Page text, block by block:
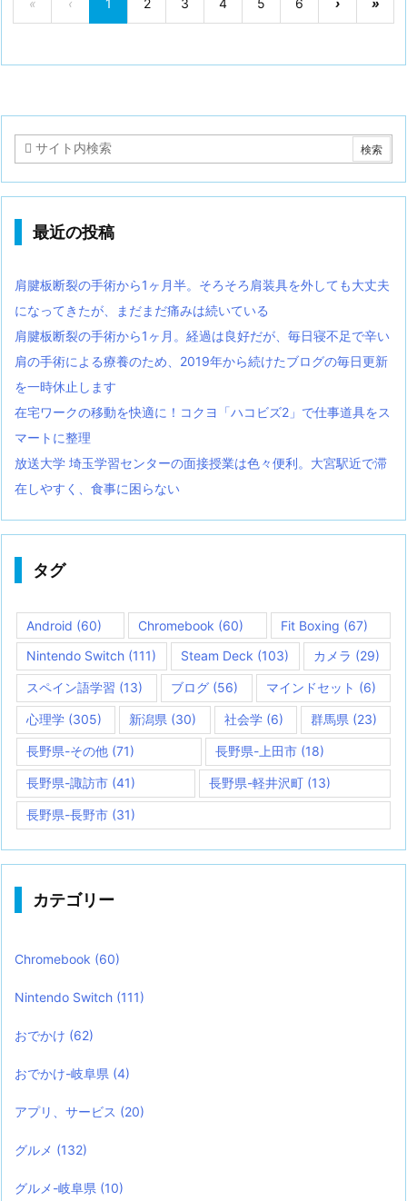
最近の投稿
肩腱板断裂の手術から1ヶ月半。そろそろ肩装具を外しても大丈夫
になってきたが、まだまだ痛みは続いている
肩腱板断裂の手術から1ヶ月。経過は良好だが、毎日寝不足で辛い
肩の手術による療養のため、2019年から続けたブログの毎日更新
を一時休止します
在宅ワークの移動を快適に！コクヨ「ハコビズ2」で仕事道具をス
マートに整理
放送大学 埼玉学習センターの面接授業は色々便利。大宮駅近で滞
在しやすく、食事に困らない
タグ
Android (60) Chromebook (60) Fit Boxing (67)
Nintendo Switch (111) Steam Deck (103) カメラ (29)
スペイン語学習 (13) ブログ (56) マインドセット (6)
心理学 (305) 新潟県 (30) 社会学(6) 群馬県 (23)
長野県-その他 (71) 長野県-上田市(18)
長野県-諏訪市 (41) 長野県-軽井沢町 (13)
長野県-長野市 (31)
カテゴリー
Chromebook (60)
Nintendo Switch (111)
おでかけ (62)
おでかけ-岐阜県 (4)
アプリ、サービス (20)
グルメ (132)
グルメ-岐阜県 (10)